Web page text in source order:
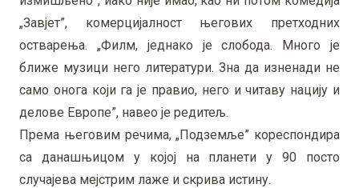
„Завјет”, комерцијалност његових претходних
остварења. „Филм, једнако је слобода. Много је
ближе музици него литератури. Зна да изненади не
само онога који га је правио, него и читаву нацију и
делове Европе”, навео је редитељ.
Према његовим речима, „Подземље” кореспондира
са данашњицом у којој на планети у 90 посто
случајева мејстрим лаже и скрива истину.